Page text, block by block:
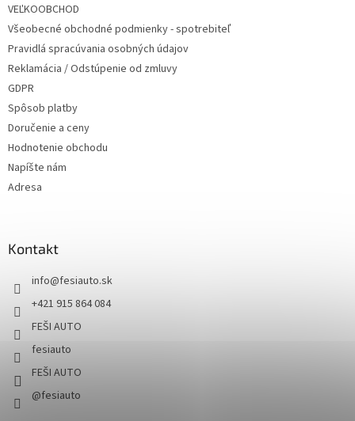
VEĽKOOBCHOD
Všeobecné obchodné podmienky - spotrebiteľ
Pravidlá spracúvania osobných údajov
Reklamácia / Odstúpenie od zmluvy
GDPR
Spôsob platby
Doručenie a ceny
Hodnotenie obchodu
Napíšte nám
Adresa
Kontakt
info@fesiauto.sk
+421 915 864 084
FEŠI AUTO
fesiauto
FEŠI AUTO
@fesiauto